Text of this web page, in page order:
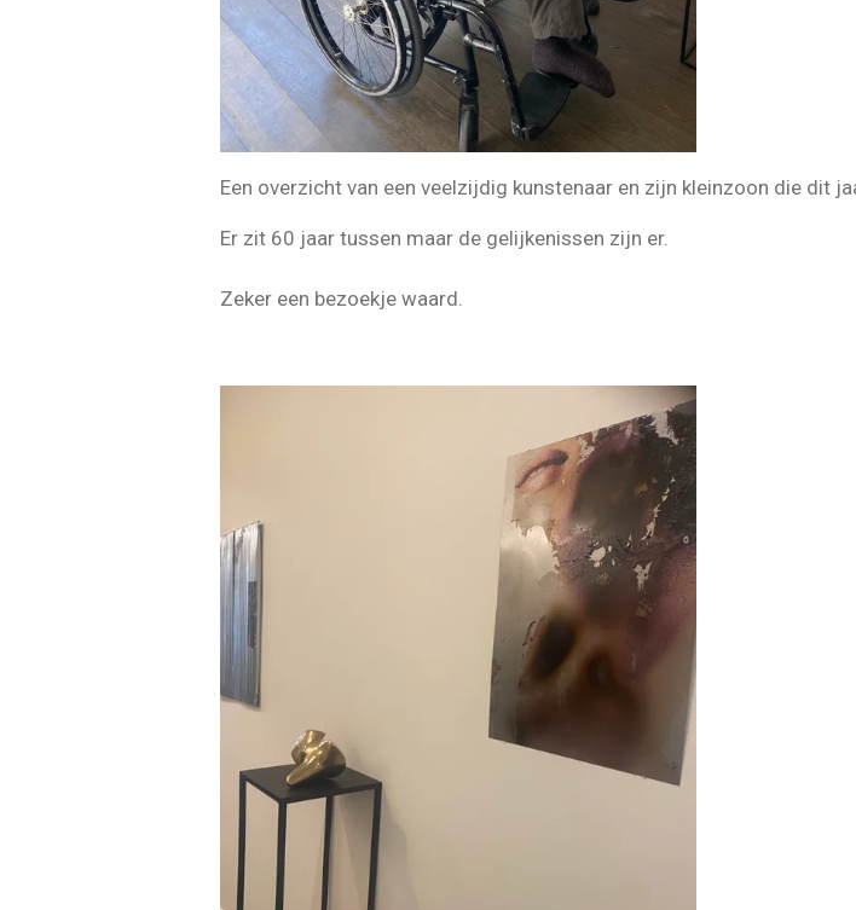
Een overzicht van een veelzijdig kunstenaar en zijn kleinzoon die dit
Er zit 60 jaar tussen maar de gelijkenissen zijn er.
Zeker een bezoekje waard.